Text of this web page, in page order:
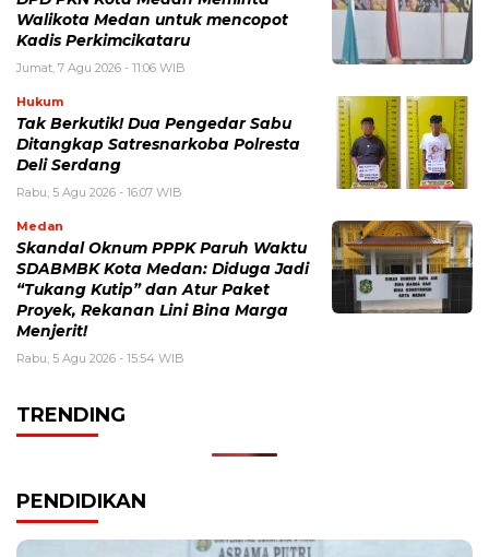
Walikota Medan untuk mencopot
Kadis Perkimcikataru
Jumat, 7 Agu 2026 - 11:06 WIB
Hukum
Tak Berkutik! Dua Pengedar Sabu
Ditangkap Satresnarkoba Polresta
Deli Serdang
Rabu, 5 Agu 2026 - 16:07 WIB
Medan
Skandal Oknum PPPK Paruh Waktu
SDABMBK Kota Medan: Diduga Jadi
“Tukang Kutip” dan Atur Paket
Proyek, Rekanan Lini Bina Marga
Menjerit!
Rabu, 5 Agu 2026 - 15:54 WIB
TRENDING
PENDIDIKAN